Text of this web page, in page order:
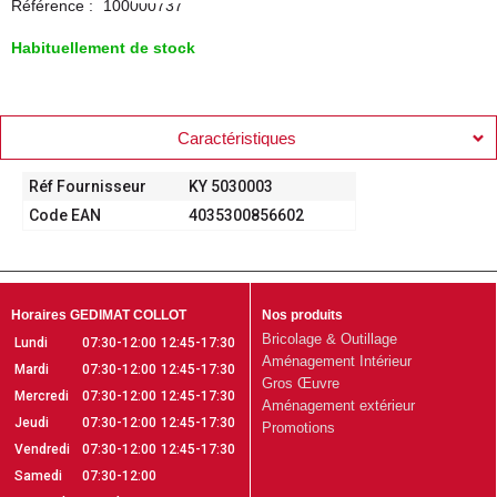
Référence : 100000737
Habituellement de stock
Caractéristiques
Réf Fournisseur
KY 5030003
Code EAN
4035300856602
Horaires GEDIMAT COLLOT
Lundi
07:30-12:00 12:45-17:30
Mardi
07:30-12:00 12:45-17:30
Mercredi
07:30-12:00 12:45-17:30
Jeudi
07:30-12:00 12:45-17:30
Vendredi
07:30-12:00 12:45-17:30
Samedi
07:30-12:00
Nos produits
Bricolage & Outillage
Aménagement Intérieur
Gros Œuvre
Aménagement extérieur
Promotions